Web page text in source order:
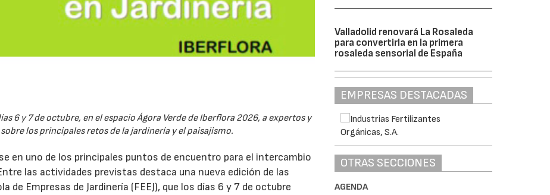
6 y 7 de octubre, en el espacio Ágora Verde de Iberflora 2026, a expertos y
los principales retos de la jardinería y el paisajismo.
en uno de los principales puntos de encuentro para el intercambio
las actividades previstas destaca una nueva edición de las
de Empresas de Jardinería (FEEJ), que los días 6 y 7 de octubre
Valladolid renovará La Rosaleda
para convertirla en la primera
rosaleda sensorial de España
EMPRESAS DESTACADAS
OTRAS SECCIONES
AGENDA